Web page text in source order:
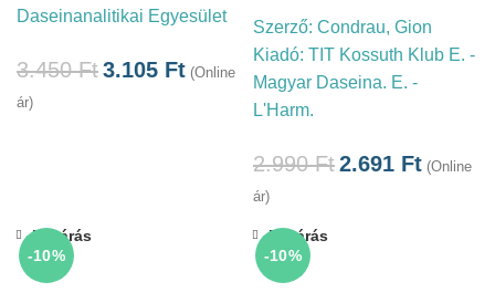
Daseinanalitikai Egyesület
3.450Ft3.105 Ft (Online
ár)
Szerző: Condrau, Gion
Kiadó: TIT Kossuth Klub E. -
Magyar Daseina. E. -
L'Harm.
2.990Ft2.691 Ft (Online
ár)
-10%
Bezárás
-10%
Bezárás